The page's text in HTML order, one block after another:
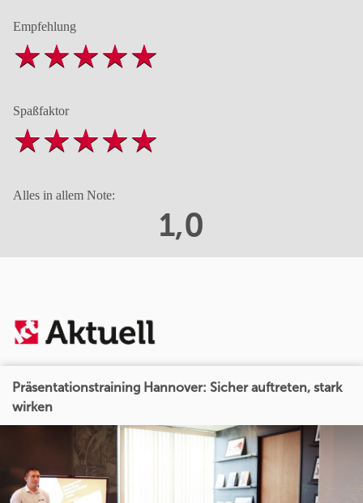
Empfehlung
Spaßfaktor
Alles in allem Note:
1,0
Präsentationstraining Hannover: Sicher auftreten, stark
wirken